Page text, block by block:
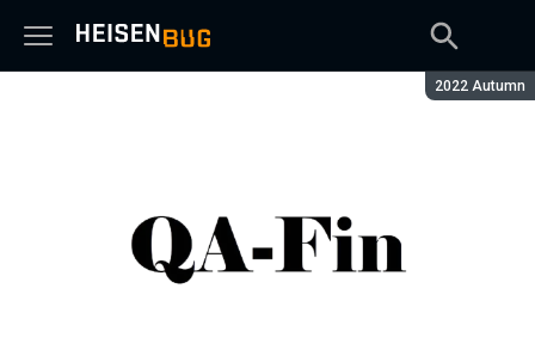
Сезон:
2022 Autumn